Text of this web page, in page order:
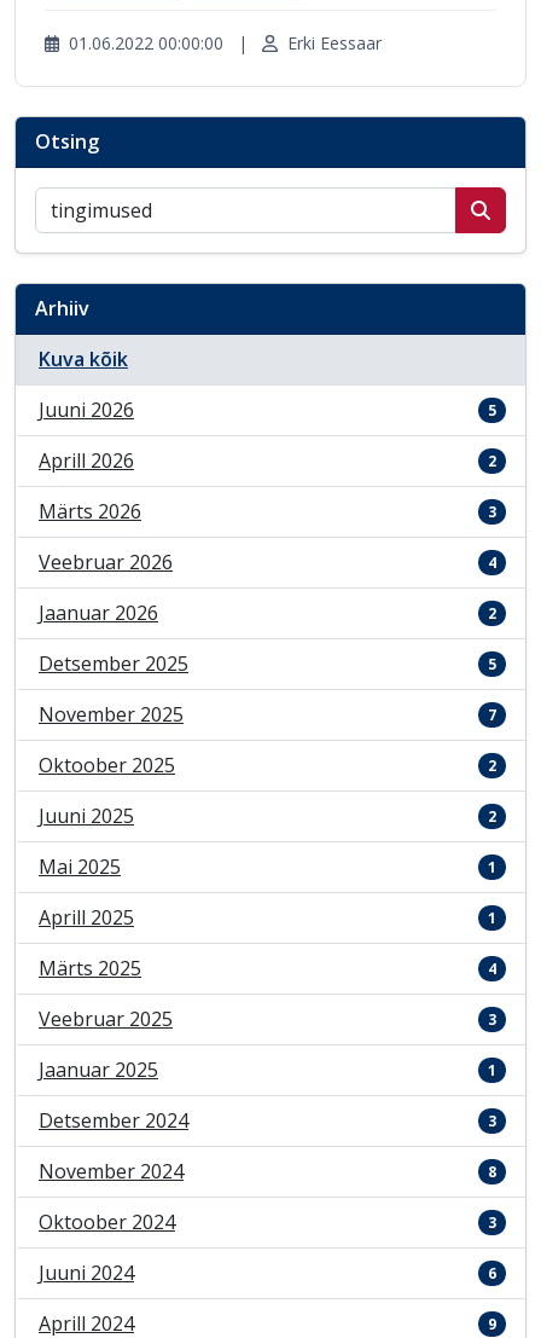
01.06.2022 00:00:00 | Erki Eessaar
Otsing
Otsi postitusi
Arhiiv
Kuva kõik
Juuni 2026
5
Aprill 2026 2
Märts 2026 3
Veebruar 2026 4
Jaanuar 2026 2
Detsember 2025 5
November 2025 7
Oktoober 2025 2
Juuni 2025 2
Mai 2025 1
Aprill 2025 1
Märts 2025 4
Veebruar 2025 3
Jaanuar 2025 1
Detsember 2024 3
November 2024 8
Oktoober 2024 3
Juuni 2024 6
Aprill 2024 9